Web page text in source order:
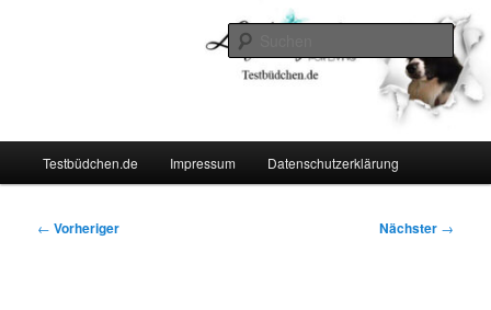
Testbüdchen.de Impressum Datenschutzerklärung
Beitragsnavigation
← Vorheriger Nächster →